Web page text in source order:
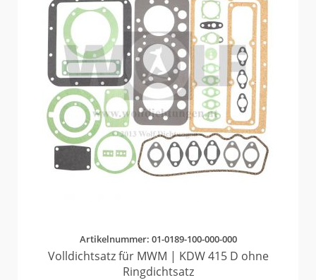
Artikelnummer: 01-0189-100-000-000
Volldichtsatz für MWM | KDW 415 D ohne
Ringdichtsatz